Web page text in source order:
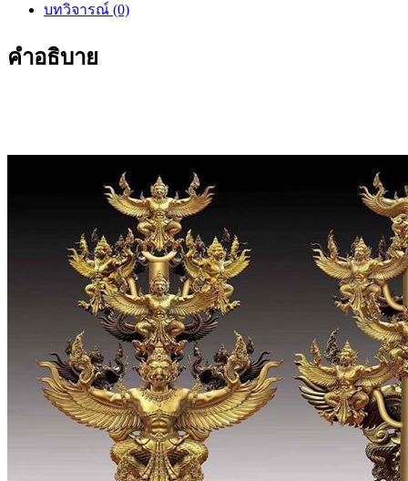
บทวิจารณ์ (0)
คำอธิบาย